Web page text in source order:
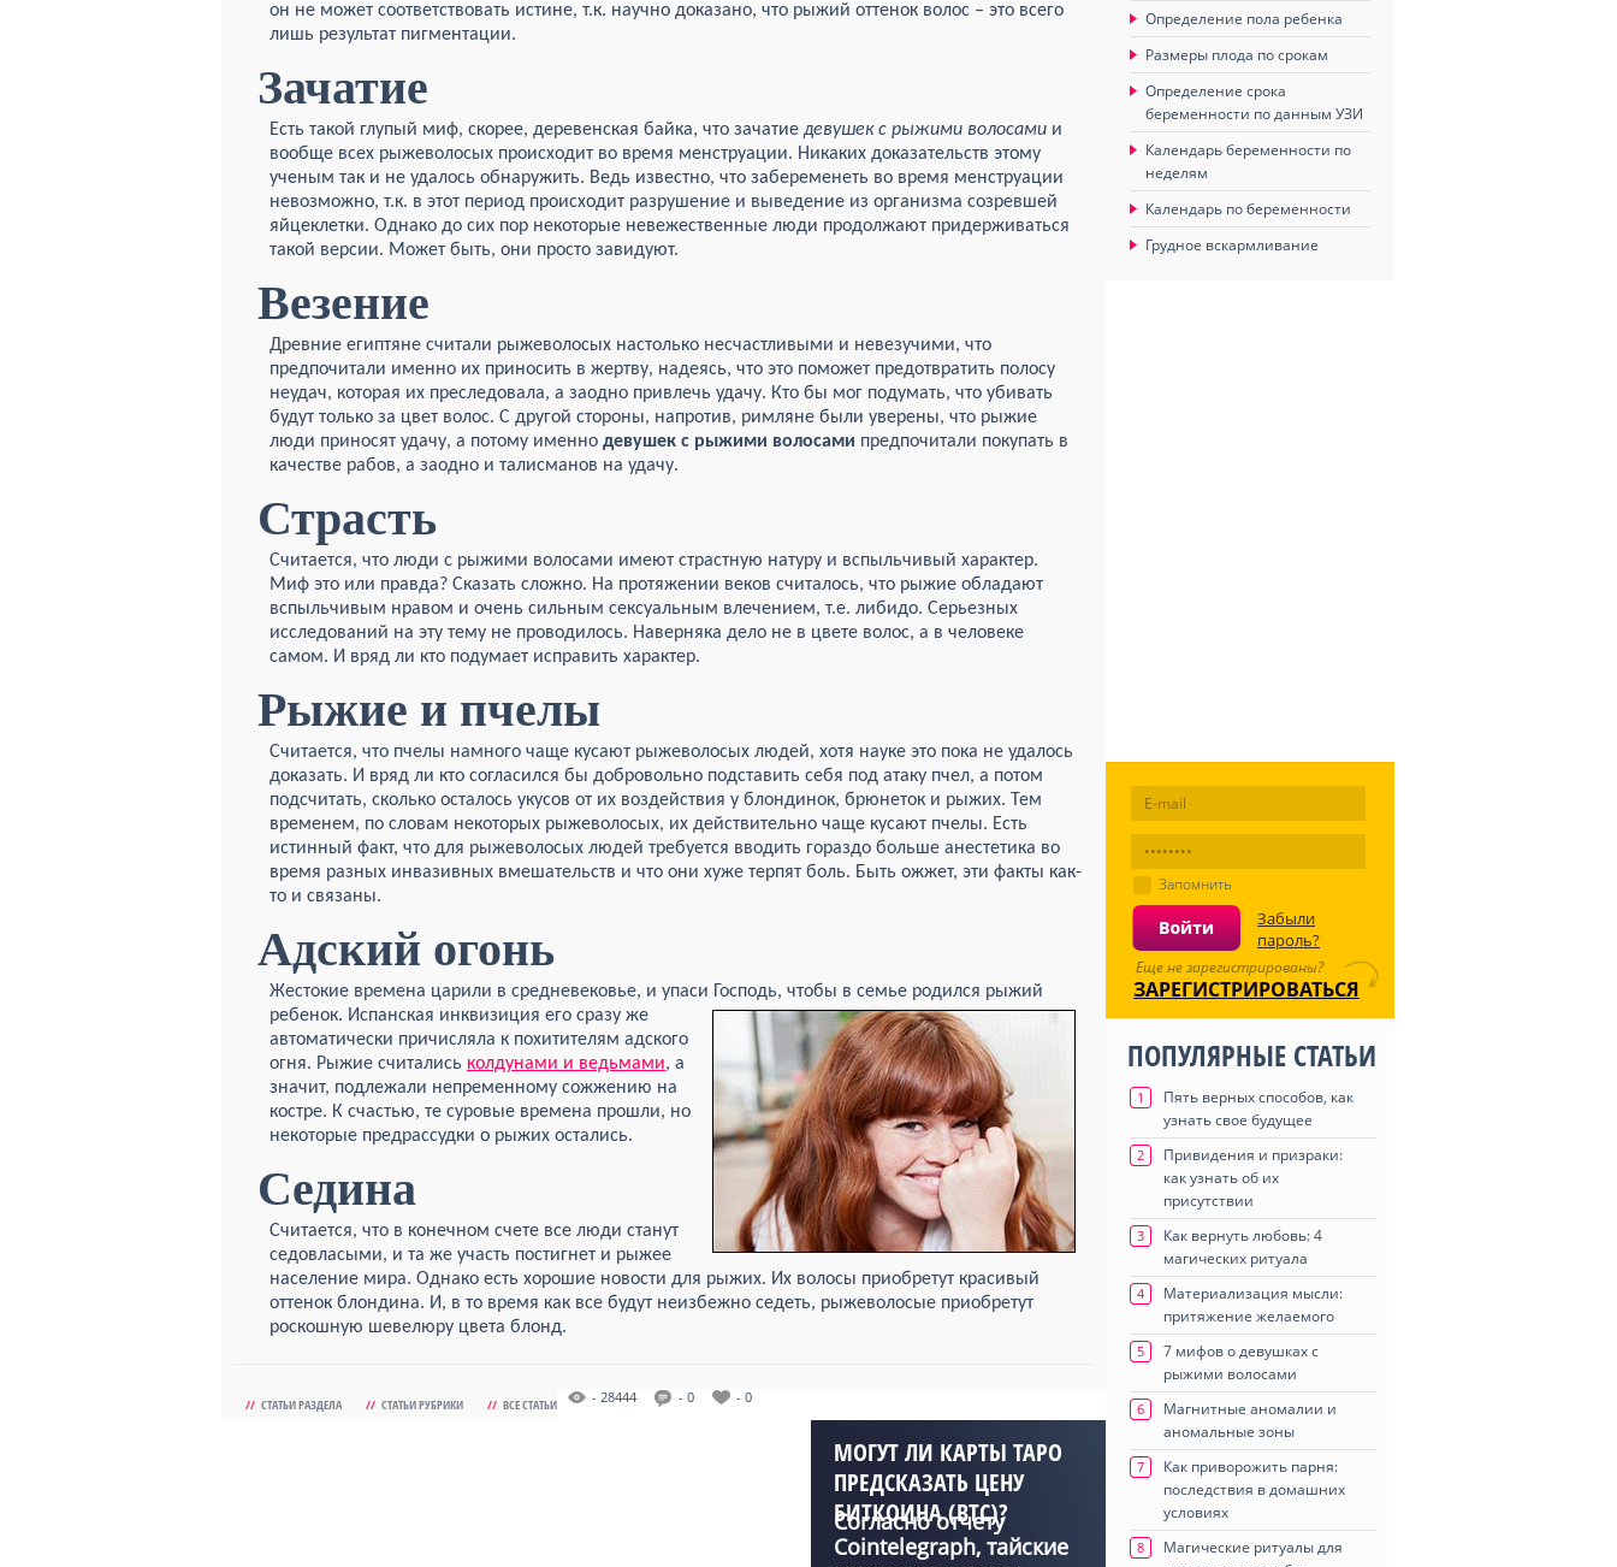
он не может соответствовать истине, т.к. научно доказано, что рыжий оттенок волос – это всего
лишь результат пигментации.
Зачатие
Есть такой глупый миф, скорее, деревенская байка, что зачатие девушек с рыжими волосами и
вообще всех рыжеволосых происходит во время менструации. Никаких доказательств этому
ученым так и не удалось обнаружить. Ведь известно, что забеременеть во время менструации
невозможно, т.к. в этот период происходит разрушение и выведение из организма созревшей
яйцеклетки. Однако до сих пор некоторые невежественные люди продолжают придерживаться
такой версии. Может быть, они просто завидуют.
Везение
Древние египтяне считали рыжеволосых настолько несчастливыми и невезучими, что
предпочитали именно их приносить в жертву, надеясь, что это поможет предотвратить полосу
неудач, которая их преследовала, а заодно привлечь удачу. Кто бы мог подумать, что убивать
будут только за цвет волос. С другой стороны, напротив, римляне были уверены, что рыжие
люди приносят удачу, а потому именно девушек с рыжими волосами предпочитали покупать в
качестве рабов, а заодно и талисманов на удачу.
Страсть
Считается, что люди с рыжими волосами имеют страстную натуру и вспыльчивый характер.
Миф это или правда? Сказать сложно. На протяжении веков считалось, что рыжие обладают
вспыльчивым нравом и очень сильным сексуальным влечением, т.е. либидо. Серьезных
исследований на эту тему не проводилось. Наверняка дело не в цвете волос, а в человеке
самом. И вряд ли кто подумает исправить характер.
Рыжие и пчелы
Считается, что пчелы намного чаще кусают рыжеволосых людей, хотя науке это пока не удалось
доказать. И вряд ли кто согласился бы добровольно подставить себя под атаку пчел, а потом
подсчитать, сколько осталось укусов от их воздействия у блондинок, брюнеток и рыжих. Тем
временем, по словам некоторых рыжеволосых, их действительно чаще кусают пчелы. Есть
истинный факт, что для рыжеволосых людей требуется вводить гораздо больше анестетика во
время разных инвазивных вмешательств и что они хуже терпят боль. Быть ожжет, эти факты как-
то и связаны.
Адский огонь
Жестокие времена царили в средневековье, и упаси Господь, чтобы в семье родился рыжий
ребенок. Испанская инквизиция его сразу же
автоматически причисляла к похитителям адского
огня. Рыжие считались колдунами и ведьмами, а
значит, подлежали непременному сожжению на
костре. К счастью, те суровые времена прошли, но
некоторые предрассудки о рыжих остались.
Седина
Считается, что в конечном счете все люди станут
седовласыми, и та же участь постигнет и рыжее
население мира. Однако есть хорошие новости для рыжих. Их волосы приобретут красивый
оттенок блондина. И, в то время как все будут неизбежно седеть, рыжеволосые приобретут
роскошную шевелюру цвета блонд.
// СТАТЬИ РАЗДЕЛА // СТАТЬИ РУБРИКИ // ВСЕ СТАТЬИ - 28444 - 0 - 0
МОГУТ ЛИ КАРТЫ ТАРО
ПРЕДСКАЗАТЬ ЦЕНУ
БИТКОИНА (BTC)?
Согласно отчету
Cointelegraph, тайские
Определение пола ребенка
Размеры плода по срокам
Определение срока
беременности по данным УЗИ
Календарь беременности по
неделям
Календарь по беременности
Грудное вскармливание
Запомнить
Забыли
пароль?
Еще не зарегистрированы?
ЗАРЕГИСТРИРОВАТЬСЯ
ПОПУЛЯРНЫЕ СТАТЬИ
1
Пять верных способов, как
узнать свое будущее
2
Привидения и призраки:
как узнать об их
присутствии
3
Как вернуть любовь: 4
магических ритуала
4
Материализация мысли:
притяжение желаемого
5
7 мифов о девушках с
рыжими волосами
6
Магнитные аномалии и
аномальные зоны
7
Как приворожить парня:
последствия в домашних
условиях
8
Магические ритуалы для